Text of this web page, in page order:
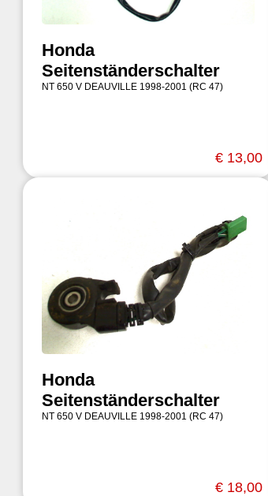
Honda
Seitenständerschalter
NT 650 V DEAUVILLE 1998-2001 (RC 47)
€ 13,00
Honda
Seitenständerschalter
NT 650 V DEAUVILLE 1998-2001 (RC 47)
€ 18,00